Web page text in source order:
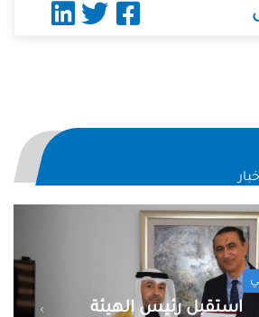
التعاون الدولي
استقبل رئيس